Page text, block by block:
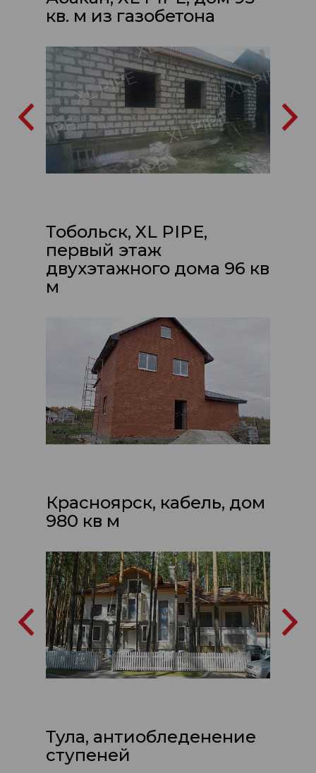
кв. м из газобетона
Тобольск, XL PIPE,
первый этаж
двухэтажного дома 96 кв
м
Красноярск, кабель, дом
980 кв м
Тула, антиобледенение
ступеней